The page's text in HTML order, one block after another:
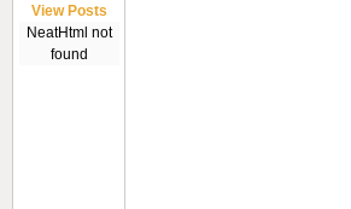
View Posts
NeatHtml not
found